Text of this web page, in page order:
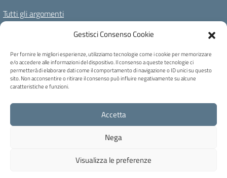
Gestisci Consenso Cookie
Per fornire le migliori esperienze, utilizziamo tecnologie come i cookie per memorizzare
e/o accedere alle informazioni del dispositivo. Il consenso a queste tecnologie ci
permetterà di elaborare dati come il comportamento di navigazione o ID unici su questo
sito. Non acconsentire o ritirare il consenso può influire negativamente su alcune
caratteristiche e funzioni.
Accetta
Nega
Visualizza le preferenze
Tutti gli argomenti
Il nostro territorio
Amministrazione TrasparenteAlbo OnlinePrivacy Policy
Dichiarazione di accessibilitàNote legaliCookie Policy
C.F. 80004740256 - Codice univoco ufficio: UFB6QF - Via Carducci, 6 -
Caprile di Alleghe (BL) - Tel 0437 721159 - blic82700b@pec.istruzione.it -
blic82700b@istruzione.it
Concept & Design by Designers Italia